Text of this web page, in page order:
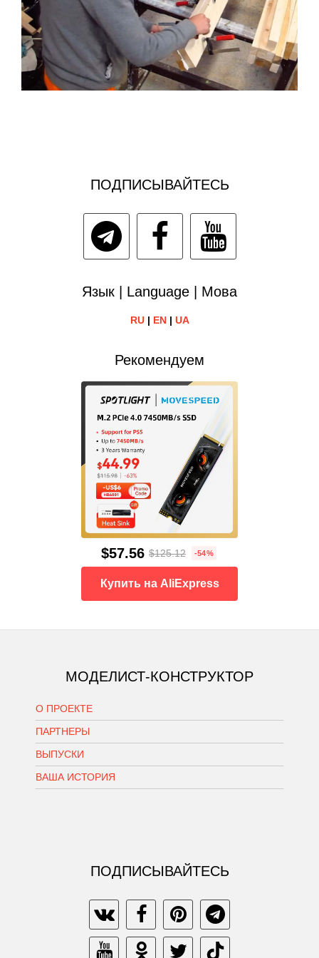
ПОДПИСЫВАЙТЕСЬ
Язык | Language | Мова
RU| EN| UA
Рекомендуем
$57.56 $125.12 -54%
Купить на AliExpress
МОДЕЛИСТ-КОНСТРУКТОР
О ПРОЕКТЕ
ПАРТНЕРЫ
ВЫПУСКИ
ВАША ИСТОРИЯ
ПОДПИСЫВАЙТЕСЬ